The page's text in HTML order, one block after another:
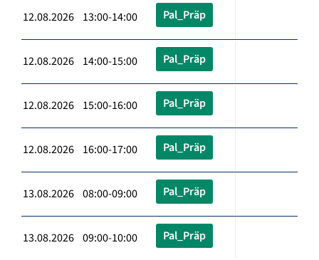
12.08.2026 13:00-14:00 Pal_Präp
12.08.2026 14:00-15:00 Pal_Präp
12.08.2026 15:00-16:00 Pal_Präp
12.08.2026 16:00-17:00 Pal_Präp
13.08.2026 08:00-09:00 Pal_Präp
13.08.2026 09:00-10:00 Pal_Präp